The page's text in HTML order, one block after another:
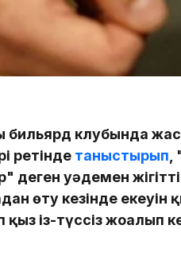
бильярд клубында
ретінде таныстырып,
уәдемен жігітті
өту кезінде екеуін
қыз із-түссіз жоғалып